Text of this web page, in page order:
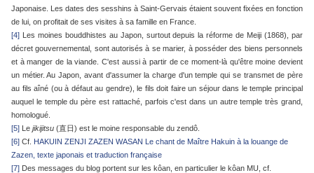
Japonaise. Les dates des sesshins à Saint-Gervais étaient souvent fixées en fonction
de lui, on profitait de ses visites à sa famille en France.
[4] Les moines bouddhistes au Japon, surtout depuis la réforme de Meiji (1868), par
décret gouvernemental, sont autorisés à se marier, à posséder des biens personnels
et à manger de la viande. C'est aussi à partir de ce moment-là qu'être moine devient
un métier. Au Japon, avant d'assumer la charge d'un temple qui se transmet de père
au fils aîné (ou à défaut au gendre), le fils doit faire un séjour dans le temple principal
auquel le temple du père est rattaché, parfois c'est dans un autre temple très grand,
homologué.
[5] Le jikijitsu (直日) est le moine responsable du zendô.
[6] Cf. HAKUIN ZENJI ZAZEN WASAN Le chant de Maître Hakuin à la louange de
Zazen, texte japonais et traduction française
[7] Des messages du blog portent sur les kôan, en particulier le kôan MU, cf.